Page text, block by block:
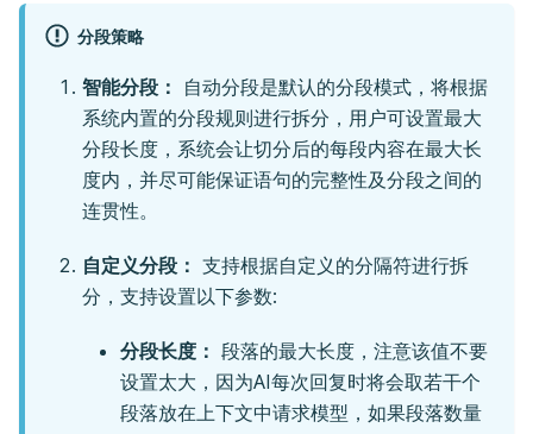
分段策略
智能分段：
自动分段是默认的分段模式，将根据
系统内置的分段规则进行拆分，用户可设置最大
分段长度，系统会让切分后的每段内容在最大长
度内，并尽可能保证语句的完整性及分段之间的
连贯性。
自定义分段： 支持根据自定义的分隔符进行拆
分，支持设置以下参数:
分段长度： 段落的最大长度，注意该值不要
设置太大，因为AI每次回复时将会取若干个
段落放在上下文中请求模型，如果段落数量